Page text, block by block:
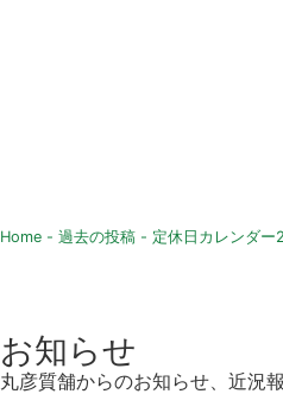
Home - 過去の投稿 - 定休日カレンダー
お知らせ
丸彦質舗からのお知らせ、近況報